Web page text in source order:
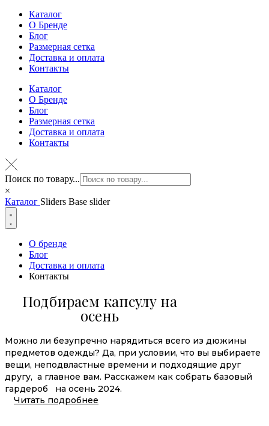
Каталог
О Бренде
Блог
Размерная сетка
Доставка и оплата
Контакты
Каталог
О Бренде
Блог
Размерная сетка
Доставка и оплата
Контакты
Поиск по товару...
×
Каталог Sliders Base slider
О бренде
Блог
Доставка и оплата
Контакты
Подбираем капсулу на
осень
Можно ли безупречно нарядиться всего из дюжины
предметов одежды? Да, при условии, что вы выбираете
вещи, неподвластные времени и подходящие друг
другу, а главное вам. Расскажем как собрать базовый
гардероб на осень 2024.
Читать подробнее